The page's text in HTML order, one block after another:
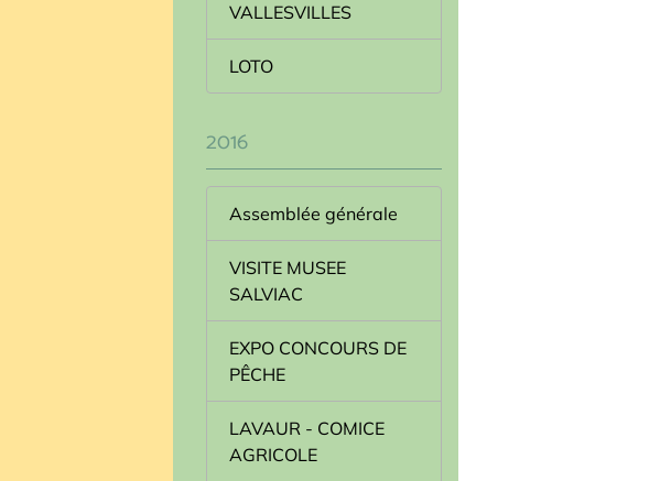
VALLESVILLES
LOTO
2016
Assemblée générale
VISITE MUSEE
SALVIAC
EXPO CONCOURS DE
PÊCHE
LAVAUR - COMICE
AGRICOLE